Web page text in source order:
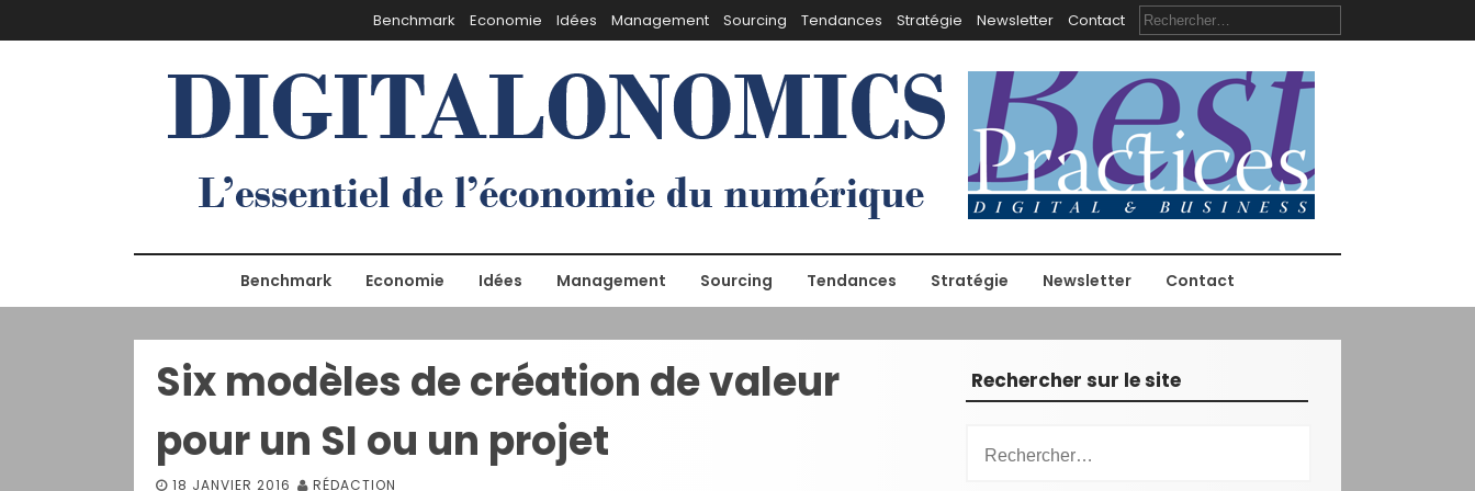
k
n
Benchmark Economie Idées Management Sourcing Tendances Stratégie Newsletter Contact
R
e
h
r
c
h
e
Benchmark Economie Idées Management Sourcing Tendances Stratégie Newsletter Contact
Six modèles de création de valeur
pour un SI ou un projet
18 JANVIER 2016 RÉDACTION
Rechercher sur le site